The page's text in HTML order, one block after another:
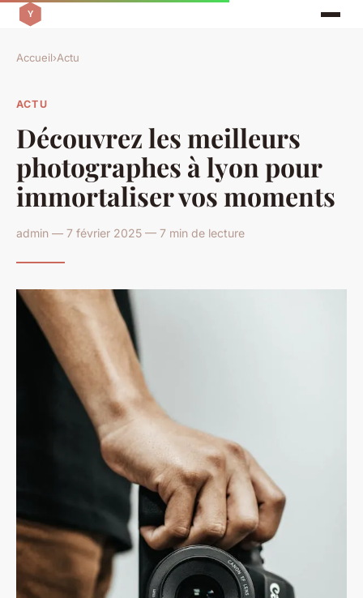
Accueil›Actu
ACTU
Découvrez les meilleurs
photographes à lyon pour
immortaliser vos moments
admin — 7 février 2025 — 7 min de lecture